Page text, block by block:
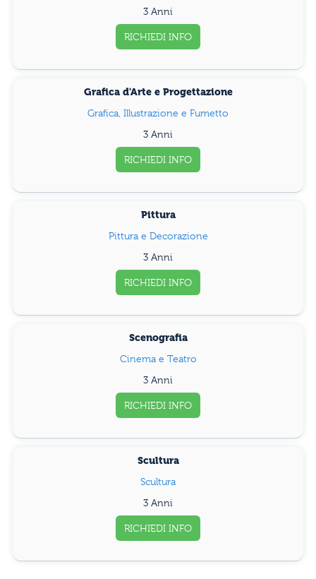
3 Anni
RICHIEDI INFO
Grafica d'Arte e Progettazione
Grafica, Illustrazione e Fumetto
3 Anni
RICHIEDI INFO
Pittura
Pittura e Decorazione
3 Anni
RICHIEDI INFO
Scenografia
Cinema e Teatro
3 Anni
RICHIEDI INFO
Scultura
Scultura
3 Anni
RICHIEDI INFO